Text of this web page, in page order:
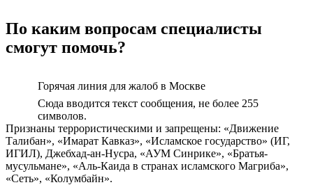
По каким вопросам специалисты
смогут помочь?
Горячая линия для жалоб в Москве
Сюда вводится текст сообщения, не более 255
символов.
Признаны террористическими и запрещены: «Движение
Талибан», «Имарат Кавказ», «Исламское государство» (ИГ,
ИГИЛ), Джебхад-ан-Нусра, «АУМ Синрике», «Братья-
мусульмане», «Аль-Каида в странах исламского Магриба»,
«Сеть», «Колумбайн».